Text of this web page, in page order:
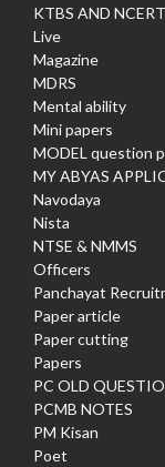
KTBS AND
Live
Magazine
MDRS
Mental ability
Mini papers
MODEL question
MY ABYAS
Navodaya
Nista
NTSE & NMMS
Officers
Panchayat
Paper article
Paper cutting
Papers
PC OLD
PCMB NOTES
PM Kisan
Poet